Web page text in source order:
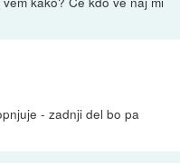
- zadnji del bo pa